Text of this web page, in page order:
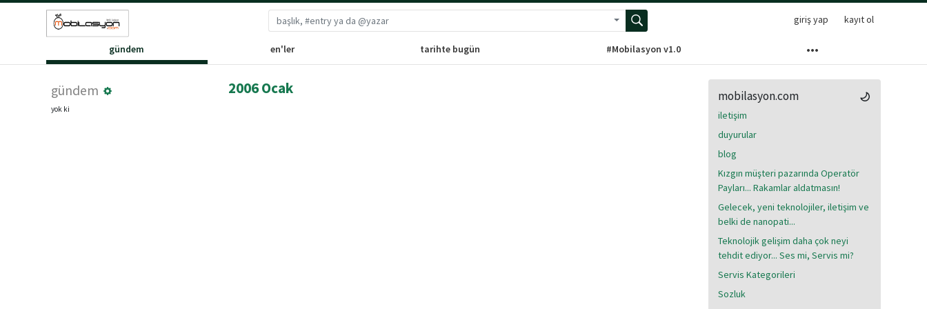
Gelişmiş arama menüsünü aç giriş yap kayıt ol
gündem en'ler tarihte bugün #Mobilasyon v1.0
gündem
yok ki
2006 Ocak mobilasyon.com
iletişim
duyurular
blog
Kızgın müşteri pazarında Operatör
Payları... Rakamlar aldatmasın!
Gelecek, yeni teknolojiler, iletişim ve
belki de nanopati...
Teknolojik gelişim daha çok neyi
tehdit ediyor... Ses mi, Servis mi?
Servis Kategorileri
Sozluk